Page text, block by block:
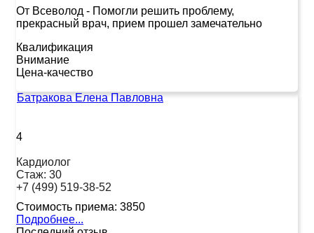
От Всеволод - Помогли решить проблему,
прекрасный врач, прием прошел замечательно
Квалификация
Внимание
Цена-качество
Батракова Елена Павловна
4
Кардиолог
Стаж: 30
+7 (499) 519-38-52
Стоимость приема: 3850
Подробнее...